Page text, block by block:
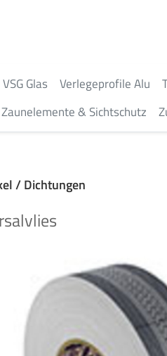
VSG Glas Verlegeprofile Alu
Zaunelemente & Sichtschutz
/ Dichtungen